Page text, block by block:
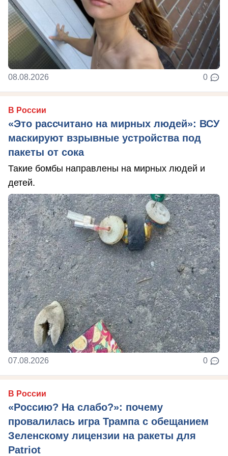
08.08.2026 0
В России
«Это рассчитано на мирных людей»: ВСУ
маскируют взрывные устройства под
пакеты от сока
Такие бомбы направлены на мирных людей и
детей.
07.08.2026 0
В России
«Россию? На слабо?»: почему
провалилась игра Трампа с обещанием
Зеленскому лицензии на ракеты для
Patriot